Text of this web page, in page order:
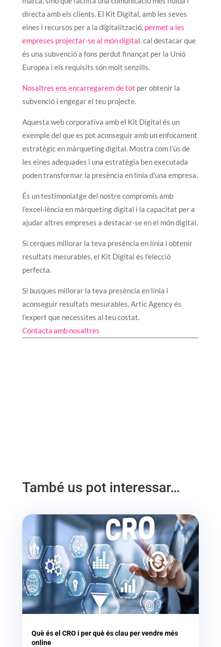
directa amb els clients. El Kit Digital, amb les seves
eines i recursos per a la digitalització, permet a les
empreses projectar-se al món digital. cal destacar que
és una subvenció a fons perdut finançat per la Unió
Europea i els requisits són molt senzills.
Nosaltres ens encarregarem de tot per obtenir la
subvenció i engegar el teu projecte.
Aquesta web corporativa amb el Kit Digital és un
exemple del que es pot aconseguir amb un enfocament
estratègic en màrqueting digital. Mostra com l’ús de
les eines adequades i una estratègia ben executada
poden transformar la presència en línia d’una empresa.
És un testimoniatge del nostre compromís amb
l’excel·lència en màrqueting digital i la capacitat per a
ajudar altres empreses a destacar-se en el món digital.
Si cerques millorar la teva presència en línia i obtenir
resultats mesurables, el Kit Digital és l’elecció
perfecta.
Si busques millorar la teva presència en línia i
aconseguir resultats mesurables, Artic Agency és
l’expert que necessites al teu costat.
Contacta amb nosaltres
També us pot interessar…
Què és el CRO i per què és clau per vendre més
online